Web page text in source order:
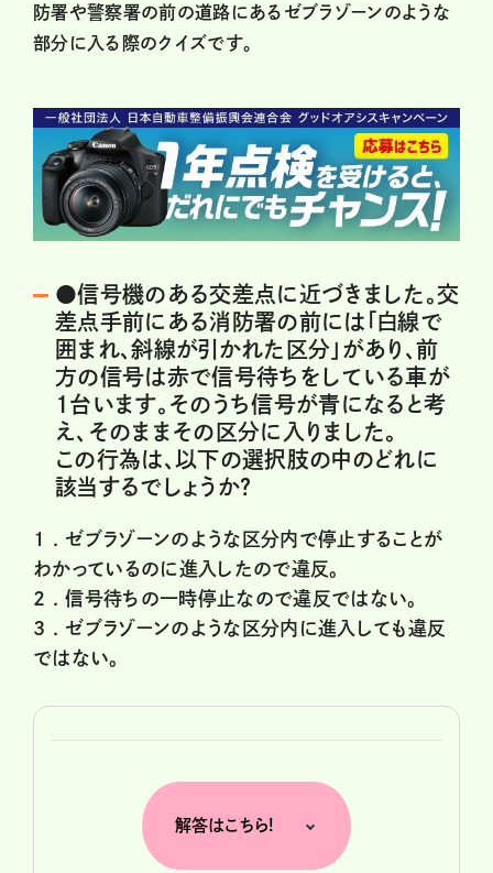
防署や警察署の前の道路にあるゼブラゾーンのような
部分に入る際のクイズです。
●信号機のある交差点に近づきました。交
差点手前にある消防署の前には「白線で
囲まれ、斜線が引かれた区分」があり、前
方の信号は赤で信号待ちをしている車が
1台います。そのうち信号が青になると考
え、そのままその区分に入りました。
この行為は、以下の選択肢の中のどれに
該当するでしょうか？
1 . ゼブラゾーンのような区分内で停止することが
わかっているのに進入したので違反。
2 .信号待ちの一時停止なので違反ではない。
3 . ゼブラゾーンのような区分内に進入しても違反
ではない。
解答はこちら!